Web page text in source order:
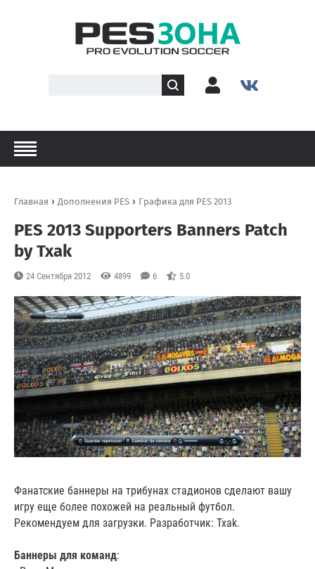
Главная › Дополнения PES › Графика для PES 2013
PES 2013 Supporters Banners Patch
by Txak
24 Сентября 2012 4899 6 5.0
Фанатские баннеры на трибунах стадионов сделают вашу
игру еще более похожей на реальный футбол.
Рекомендуем для загрузки. Разработчик: Txak.
Баннеры для команд: